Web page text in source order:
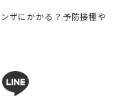
ザにかかる？予防接種や